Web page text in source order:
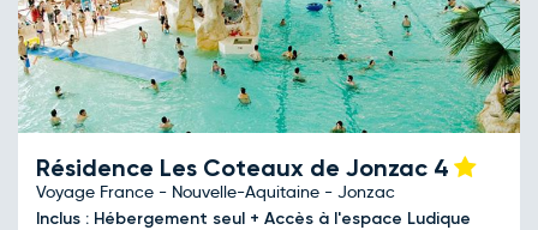
Résidence Les Coteaux de Jonzac 4
Voyage France - Nouvelle-Aquitaine - Jonzac
Inclus : Hébergement seul + Accès à l'espace Ludique